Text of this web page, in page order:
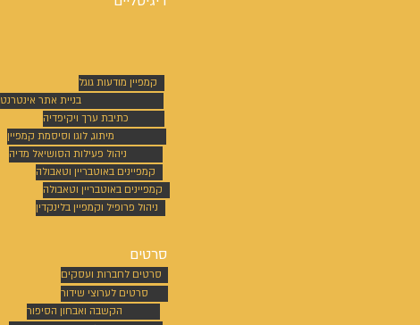
קמפיין מודעות גוגל
בניית אתר אינטרנט
כתיבת ערך ויקיפדיה
מיתוג, לוגו וסיסמת קמפיין
ניהול פעילות הסושיאל מדיה
קמפיינים באוטבריין וטאבולה
קמפיינים באוטבריין וטאבולה
ניהול פרופיל וקמפיין בלינקדין
סרטים
סרטים לחברות ועסקים
סרטים לערוצי שידור
הקשבה ואבחון הסיפור